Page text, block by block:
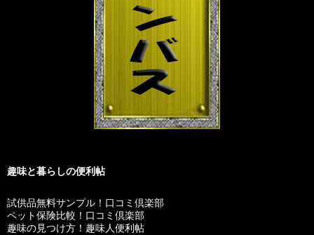
趣味と暮らしの便利帖
試供品無料サンプル！口コミ倶楽部
ペット保険比較！口コミ倶楽部
趣味の見つけ方！趣味人便利帖